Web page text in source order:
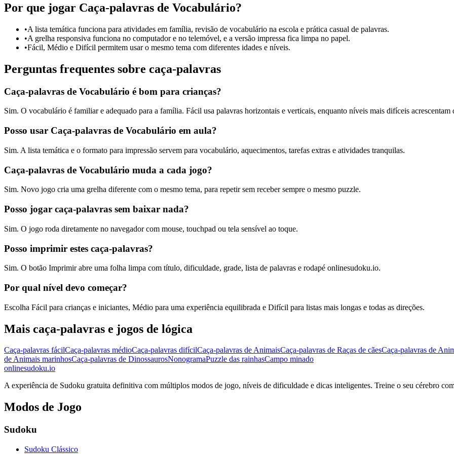
Por que jogar Caça-palavras de Vocabulário?
•A lista temática funciona para atividades em família, revisão de vocabulário na escola e prática casual de palavras.
•A grelha responsiva funciona no computador e no telemóvel, e a versão impressa fica limpa no papel.
•Fácil, Médio e Difícil permitem usar o mesmo tema com diferentes idades e níveis.
Perguntas frequentes sobre caça-palavras
Caça-palavras de Vocabulário é bom para crianças?
Sim. O vocabulário é familiar e adequado para a família. Fácil usa palavras horizontais e verticais, enquanto níveis mais difíceis acrescentam
Posso usar Caça-palavras de Vocabulário em aula?
Sim. A lista temática e o formato para impressão servem para vocabulário, aquecimentos, tarefas extras e atividades tranquilas.
Caça-palavras de Vocabulário muda a cada jogo?
Sim. Novo jogo cria uma grelha diferente com o mesmo tema, para repetir sem receber sempre o mesmo puzzle.
Posso jogar caça-palavras sem baixar nada?
Sim. O jogo roda diretamente no navegador com mouse, touchpad ou tela sensível ao toque.
Posso imprimir estes caça-palavras?
Sim. O botão Imprimir abre uma folha limpa com título, dificuldade, grade, lista de palavras e rodapé onlinesudoku.io.
Por qual nível devo começar?
Escolha Fácil para crianças e iniciantes, Médio para uma experiência equilibrada e Difícil para listas mais longas e todas as direções.
Mais caça-palavras e jogos de lógica
Caça-palavras fácilCaça-palavras médioCaça-palavras difícilCaça-palavras de AnimaisCaça-palavras de Raças de cãesCaça-palavras de
de Animais marinhosCaça-palavras de DinossaurosNonogramaPuzzle das rainhasCampo minado
onlinesudoku.io
A experiência de Sudoku gratuita definitiva com múltiplos modos de jogo, níveis de dificuldade e dicas inteligentes. Treine o seu cérebro
Modos de Jogo
Sudoku
Sudoku Clássico